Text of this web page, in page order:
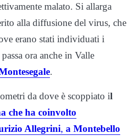
malato. Si allarga
alla diffusione del virus, che
erano stati individuati i
ora anche in Valle
.
da dove è scoppiato il
che ha coinvolto
Allegrini, a Montebello